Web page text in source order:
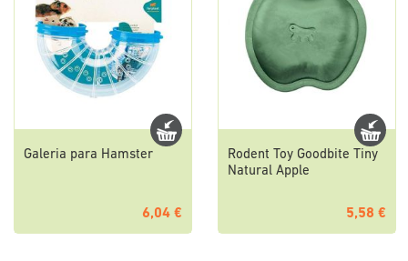
Galeria para Hamster
6,04 €
Rodent Toy Goodbite Tiny
Natural Apple
5,58 €